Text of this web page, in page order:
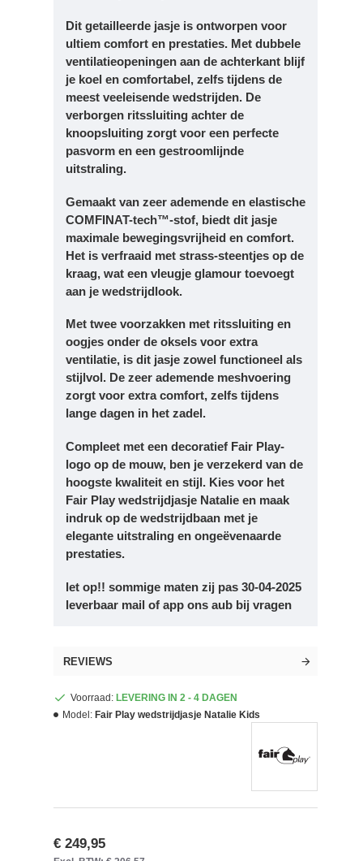
Dit getailleerde jasje is ontworpen voor
ultiem comfort en prestaties. Met dubbele
ventilatieopeningen aan de achterkant blijf
je koel en comfortabel, zelfs tijdens de
meest veeleisende wedstrijden. De
verborgen ritssluiting achter de
knoopsluiting zorgt voor een perfecte
pasvorm en een gestroomlijnde
uitstraling.
Gemaakt van zeer ademende en elastische
COMFINAT-tech™-stof, biedt dit jasje
maximale bewegingsvrijheid en comfort.
Het is verfraaid met strass-steentjes op de
kraag, wat een vleugje glamour toevoegt
aan je wedstrijdlook.
Met twee voorzakken met ritssluiting en
oogjes onder de oksels voor extra
ventilatie, is dit jasje zowel functioneel als
stijlvol. De zeer ademende meshvoering
zorgt voor extra comfort, zelfs tijdens
lange dagen in het zadel.
Compleet met een decoratief Fair Play-
logo op de mouw, ben je verzekerd van de
hoogste kwaliteit en stijl. Kies voor het
Fair Play wedstrijdjasje Natalie en maak
indruk op de wedstrijdbaan met je
elegante uitstraling en ongeëvenaarde
prestaties.
let op!! sommige maten zij pas 30-04-2025
leverbaar mail of app ons aub bij vragen
REVIEWS
Voorraad: LEVERING IN 2 - 4 DAGEN
Model: Fair Play wedstrijdjasje Natalie Kids
€ 249,95